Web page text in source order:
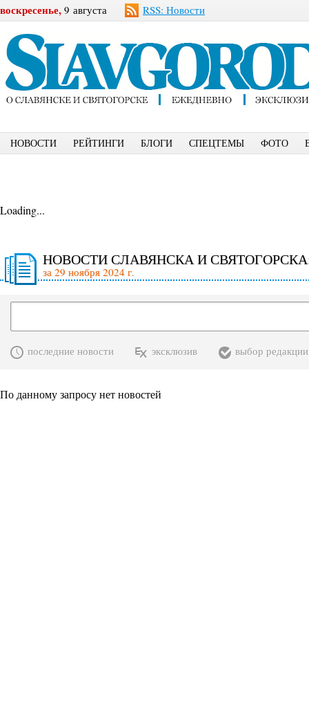
воскресенье, 9 августа RSS: Новости
НОВОСТИ РЕЙТИНГИ БЛОГИ СПЕЦТЕМЫ ФОТО
Loading...
НОВОСТИ СЛАВЯНСКА И
за 29 ноября 2024 г.
последние новости эксклюзив выбор редакции
По данному запросу нет новостей